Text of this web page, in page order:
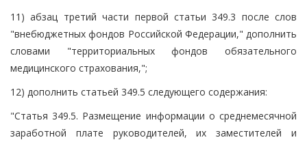
11) абзац третий части первой статьи 349.3 после слов
"внебюджетных фондов Российской Федерации," дополнить
словами "территориальных фондов обязательного
медицинского страхования,";
12) дополнить статьей 349.5 следующего содержания:
"Статья 349.5. Размещение информации о среднемесячной
заработной плате руководителей, их заместителей и